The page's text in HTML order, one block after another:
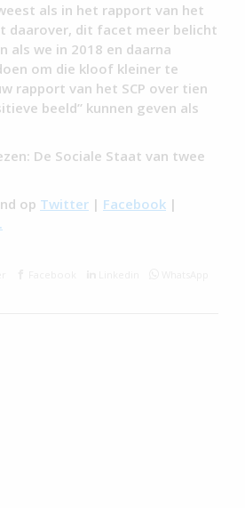
als in het rapport van het
daarover, dit facet meer belicht
als we in 2018 en daarna
om die kloof kleiner te
rapport van het SCP over tien
beeld” kunnen geven als
De Sociale Staat van twee
op Twitter | Facebook |